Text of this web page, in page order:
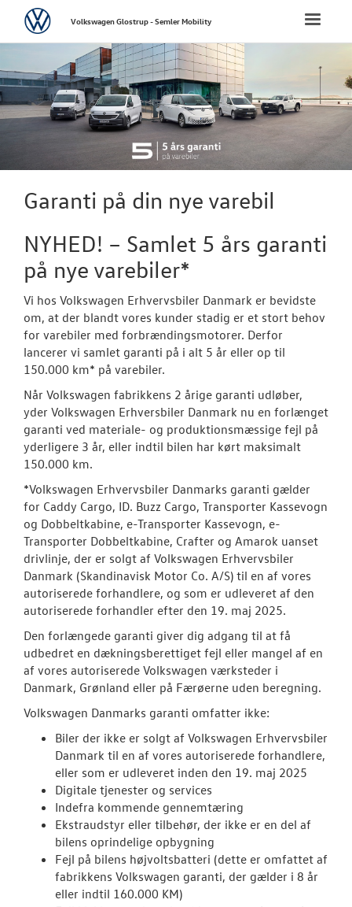
NYE
NYE VAREBILER
Finansiering
Book en
Byg din
Garanti
BRUGTE BILER
SKADECENTER
TILBEHØR
RESERVEDELE
NYHEDER
OM OS
Toggle
VolkswagenVolkswagen Glostrup - Semler Mobility
Garanti på din nye varebil
NYHED! – Samlet 5 års garanti
på nye varebiler*
Vi hos Volkswagen Erhvervsbiler Danmark er bevidste
om, at der blandt vores kunder stadig er et stort behov
for varebiler med forbrændingsmotorer. Derfor
lancerer vi samlet garanti på i alt 5 år eller op til
150.000 km* på varebiler.
Når Volkswagen fabrikkens 2 årige garanti udløber,
yder Volkswagen Erhversbiler Danmark nu en forlænget
garanti ved materiale- og produktionsmæssige fejl på
yderligere 3 år, eller indtil bilen har kørt maksimalt
150.000 km.
*Volkswagen Erhvervsbiler Danmarks garanti gælder
for Caddy Cargo, ID. Buzz Cargo, Transporter Kassevogn
og Dobbeltkabine, e-Transporter Kassevogn, e-
Transporter Dobbeltkabine, Crafter og Amarok uanset
drivlinje, der er solgt af Volkswagen Erhvervsbiler
Danmark (Skandinavisk Motor Co. A/S) til en af vores
autoriserede forhandlere, og som er udleveret af den
autoriserede forhandler efter den 19. maj 2025.
Den forlængede garanti giver dig adgang til at få
udbedret en dækningsberettiget fejl eller mangel af en
af vores autoriserede Volkswagen værksteder i
Danmark, Grønland eller på Færøerne uden beregning.
Volkswagen Danmarks garanti omfatter ikke:
Biler der ikke er solgt af Volkswagen Erhvervsbiler
Danmark til en af vores autoriserede forhandlere,
eller som er udleveret inden den 19. maj 2025
Digitale tjenester og services
Indefra kommende gennemtæring
Ekstraudstyr eller tilbehør, der ikke er en del af
bilens oprindelige opbygning
Fejl på bilens højvoltsbatteri (dette er omfattet af
fabrikkens Volkswagen garanti, der gælder i 8 år
eller indtil 160.000 KM)